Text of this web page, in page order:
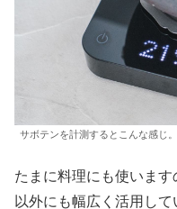
サボテンを計測するとこんな感じ。
たまに料理にも使いま
以外にも幅広く活用して